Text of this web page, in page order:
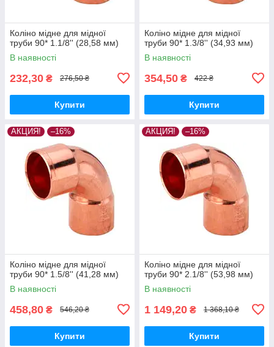
Коліно мідне для мідної
труби 90* 1.1/8'' (28,58 мм)
В наявності
232,30 ₴ 276,50 ₴
Купити
Коліно мідне для мідної
труби 90* 1.3/8'' (34,93 мм)
В наявності
354,50 ₴ 422 ₴
Купити
АКЦИЯ! –16%
Коліно мідне для мідної
труби 90* 1.5/8'' (41,28 мм)
В наявності
458,80 ₴ 546,20 ₴
Купити
АКЦИЯ! –16%
Коліно мідне для мідної
труби 90* 2.1/8'' (53,98 мм)
В наявності
1 149,20 ₴ 1 368,10 ₴
Купити